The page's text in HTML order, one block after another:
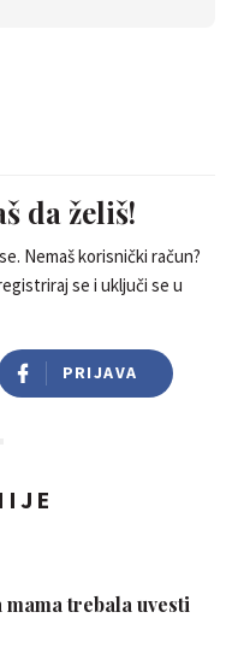
da želiš!
Nemaš korisnički račun?
se i uključi se u
PRIJAVA
trebala uvesti